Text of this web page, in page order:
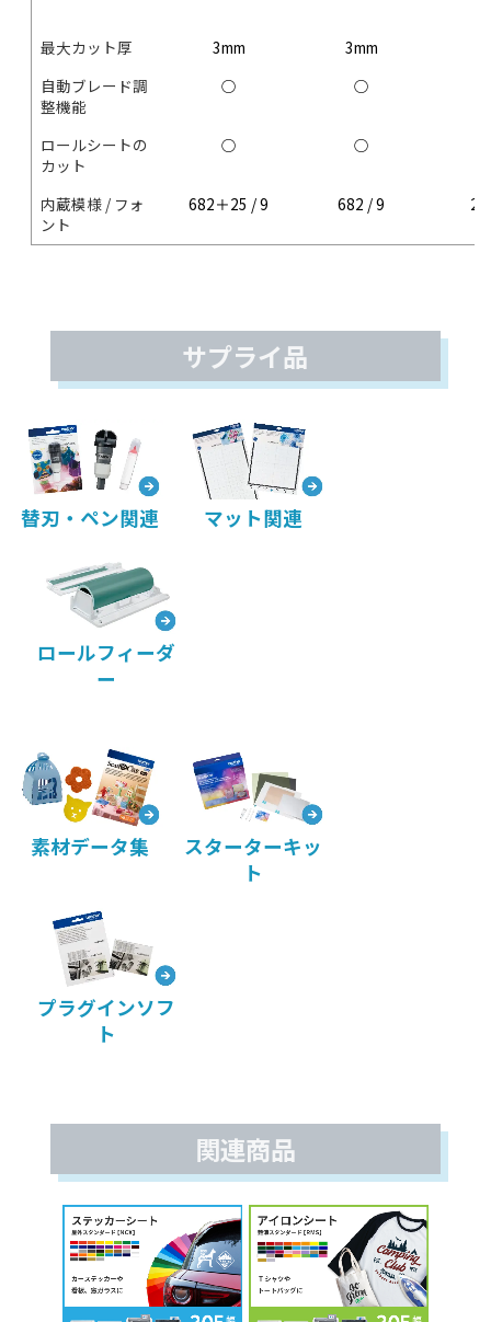
最大カット厚 3mm 3mm
自動ブレード調
整機能
○ ○
ロールシートの
カット
○ ○
内蔵模様 / フォ
ント
682＋25 / 9 682 / 9
サプライ品
替刃・ペン関連 マット関連
ロールフィーダ
ー
素材データ集
スターターキッ
ト
プラグインソフ
ト
関連商品